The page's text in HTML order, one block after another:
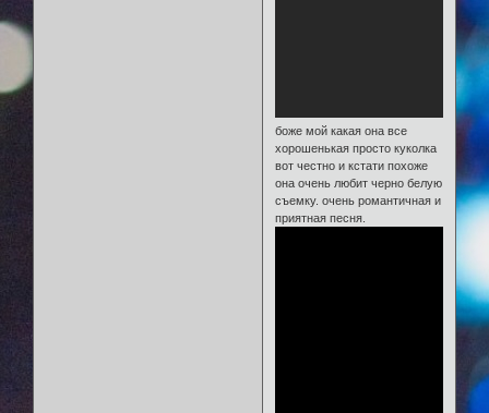
боже мой какая она все
хорошенькая просто куколка
вот честно и кстати похоже
она очень любит черно белую
съемку. очень романтичная и
приятная песня.